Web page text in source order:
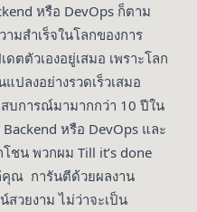
หรือ DevOps ก็ตาม
มสำเร็จในโลกของการ
ตตัวเองอยู่เสมอ เพราะโลก
ปลงอย่างรวดเร็วเสมอ
บการณ์มามากกว่า 10 ปีใน
หรือ DevOps และ
ชน พวกผม Till it’s done
ณ การันตีด้วยผลงาน
สวยงาม ไม่ว่าจะเป็น